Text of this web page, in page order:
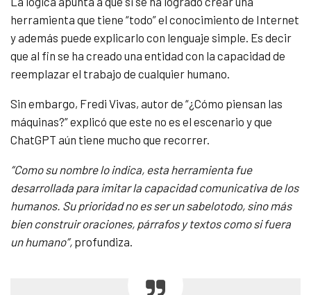
herramienta que tiene “todo” el conocimiento de Internet
y además puede explicarlo con lenguaje simple. Es decir
que al fin se ha creado una entidad con la capacidad de
reemplazar el trabajo de cualquier humano.
Sin embargo, Fredi Vivas, autor de “¿Cómo piensan las
máquinas?” explicó que este no es el escenario y que
ChatGPT aún tiene mucho que recorrer.
“Como su nombre lo indica, esta herramienta fue
desarrollada para imitar la capacidad comunicativa de los
humanos. Su prioridad no es ser un sabelotodo, sino más
bien construir oraciones, párrafos y textos como si fuera
un humano”, profundiza.